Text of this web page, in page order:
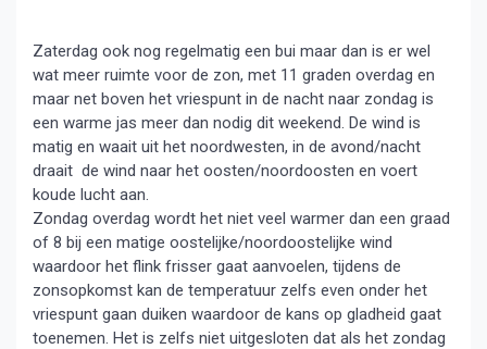
Zaterdag ook nog regelmatig een bui maar dan is er wel
wat meer ruimte voor de zon, met 11 graden overdag en
maar net boven het vriespunt in de nacht naar zondag is
een warme jas meer dan nodig dit weekend. De wind is
matig en waait uit het noordwesten, in de avond/nacht
draait de wind naar het oosten/noordoosten en voert
koude lucht aan.
Zondag overdag wordt het niet veel warmer dan een graad
of 8 bij een matige oostelijke/noordoostelijke wind
waardoor het flink frisser gaat aanvoelen, tijdens de
zonsopkomst kan de temperatuur zelfs even onder het
vriespunt gaan duiken waardoor de kans op gladheid gaat
toenemen. Het is zelfs niet uitgesloten dat als het zondag